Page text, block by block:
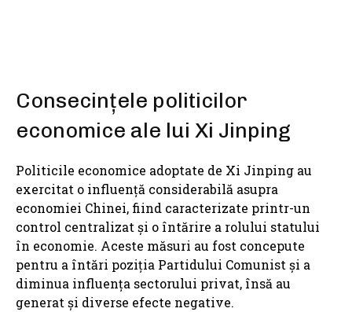
Consecințele politicilor
economice ale lui Xi Jinping
Politicile economice adoptate de Xi Jinping au
exercitat o influență considerabilă asupra
economiei Chinei, fiind caracterizate printr-un
control centralizat și o întărire a rolului statului
în economie. Aceste măsuri au fost concepute
pentru a întări poziția Partidului Comunist și a
diminua influența sectorului privat, însă au
generat și diverse efecte negative.